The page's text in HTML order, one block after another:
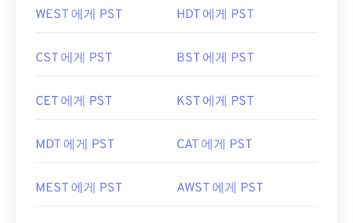
WEST 에게 PST HDT 에게 PST
CST 에게 PST BST 에게 PST
CET 에게 PST KST 에게 PST
MDT 에게 PST CAT 에게 PST
MEST 에게 PST AWST 에게 PST